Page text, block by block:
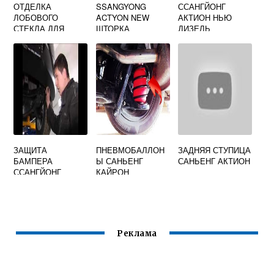
ОТДЕЛКА
ЛОБОВОГО
СТЕКЛА ДЛЯ
KORANDO LH RH
OEM 7943034000
7944034000
SSANGYONG
ACTYON NEW
ШТОРКА
ССАНГЙОНГ
АКТИОН НЬЮ
ДИЗЕЛЬ
ЗАЩИТА
БАМПЕРА
ССАНГЙОНГ
ПНЕВМОБАЛЛОН
Ы САНЬЕНГ
КАЙРОН
ЗАДНЯЯ СТУПИЦА
САНЬЕНГ АКТИОН
Реклама